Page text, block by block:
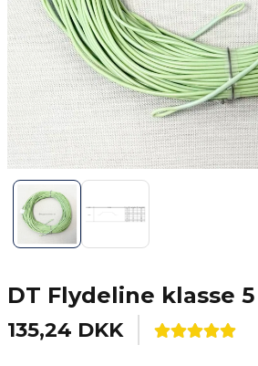
DT Flydeline klasse 5
135,24 DKK